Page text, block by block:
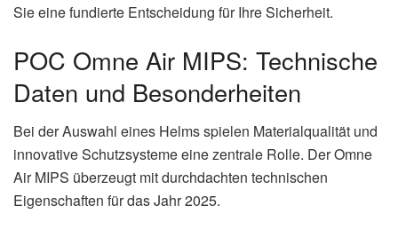
Sie eine fundierte Entscheidung für Ihre Sicherheit.
POC Omne Air MIPS: Technische
Daten und Besonderheiten
Bei der Auswahl eines Helms spielen Materialqualität und
innovative Schutzsysteme eine zentrale Rolle. Der Omne
Air MIPS überzeugt mit durchdachten technischen
Eigenschaften für das Jahr 2025.